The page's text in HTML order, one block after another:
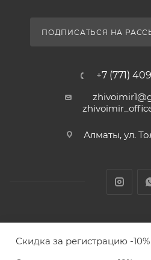
ПОДПИСАТЬСЯ НА
+7 (771)
Алматы, ул.
животных с доставкой товаров
Скидка за регистрацию -